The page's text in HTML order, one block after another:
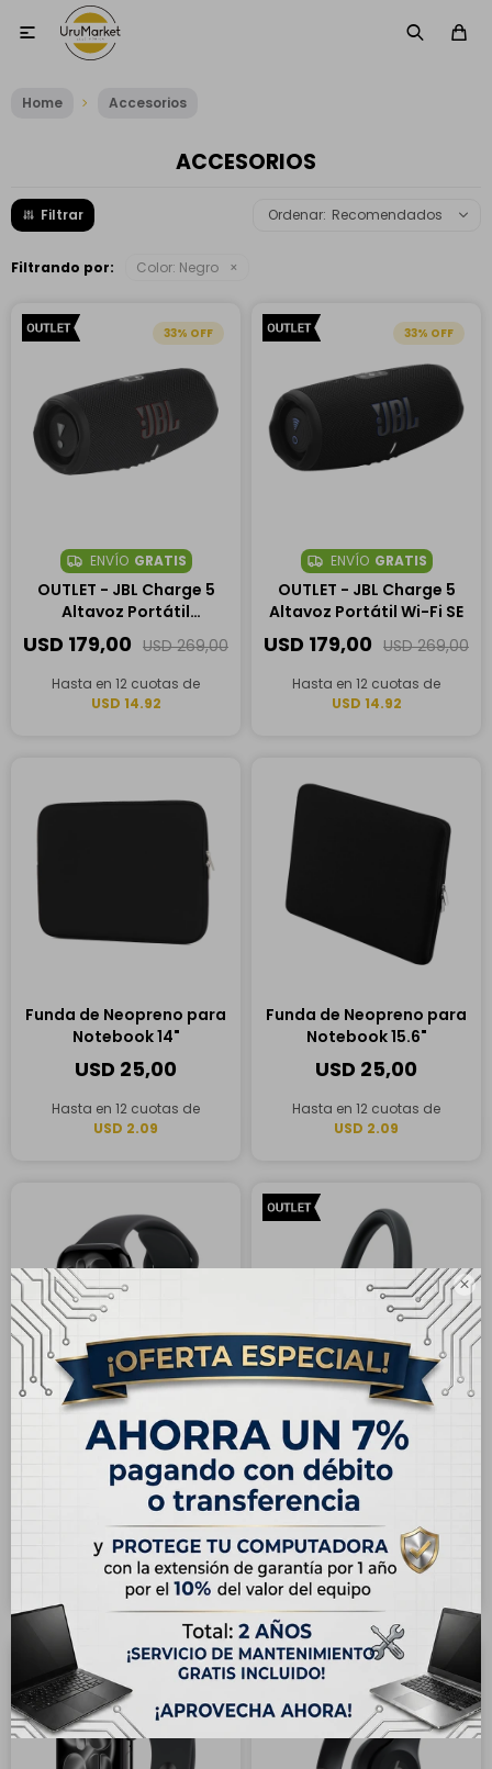


Home Accesorios
ACCESORIOS
Recomendados
Filtrando por: Color: Negro
33
ENVÍO GRATIS
OUTLET - JBL Charge 5
Altavoz Portátil
Bluetooth
USD 179,00 USD 269,00
Hasta en 12 cuotas de
USD 14.92
33
ENVÍO GRATIS
OUTLET - JBL Charge 5
Altavoz Portátil Wi-Fi SE
USD 179,00 USD 269,00
Hasta en 12 cuotas de
USD 14.92
Funda de Neopreno para
Notebook 14"
USD 25,00
Hasta en 12 cuotas de
USD 2.09
Funda de Neopreno para
Notebook 15.6"
USD 25,00
Hasta en 12 cuotas de
USD 2.09
ENVÍO GRATIS
Apple Watch Series 11
42mm GPS - Negro
610,00
Hasta en 12 cuotas de
USD 50.84
ENVÍO GRATIS
OUTLET - Auriculares
Inalámbricos Sony
WH1000XM5
USD349,00
Hasta en 12 cuotas de
USD 29.09